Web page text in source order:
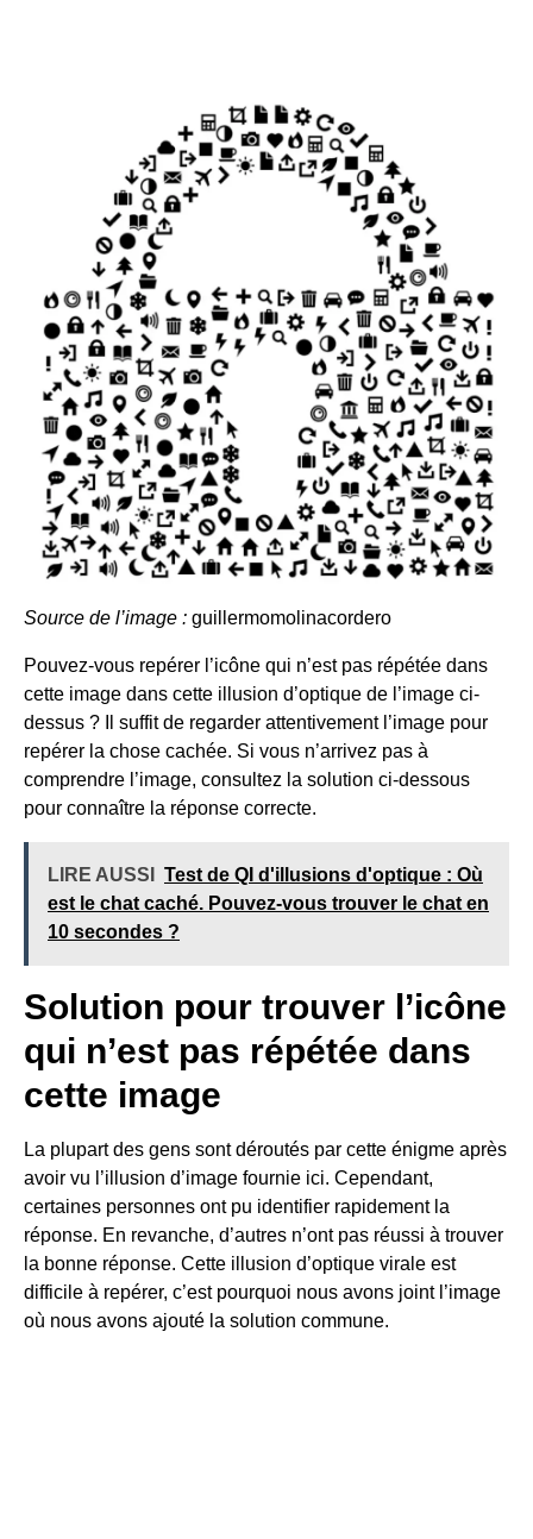
Source de l’image : guillermomolinacordero
Pouvez-vous repérer l’icône qui n’est pas répétée dans
cette image dans cette illusion d’optique de l’image ci-
dessus ? Il suffit de regarder attentivement l’image pour
repérer la chose cachée. Si vous n’arrivez pas à
comprendre l’image, consultez la solution ci-dessous
pour connaître la réponse correcte.
LIRE AUSSI
Test de QI d'illusions d'optique : Où
est le chat caché. Pouvez-vous trouver le chat en
10 secondes ?
Solution pour trouver l’icône
qui n’est pas répétée dans
cette image
La plupart des gens sont déroutés par cette énigme après
avoir vu l’illusion d’image fournie ici. Cependant,
certaines personnes ont pu identifier rapidement la
réponse. En revanche, d’autres n’ont pas réussi à trouver
la bonne réponse. Cette illusion d’optique virale est
difficile à repérer, c’est pourquoi nous avons joint l’image
où nous avons ajouté la solution commune.